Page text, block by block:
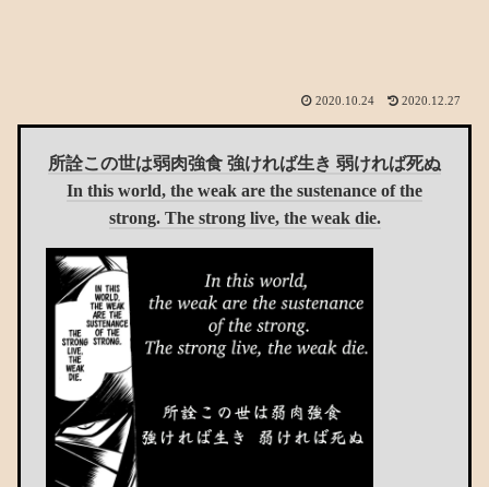
2020.10.24 2020.12.27
所詮この世は弱肉強食 強ければ生き 弱ければ死ぬ
In this world, the weak are the sustenance of the
strong. The strong live, the weak die.